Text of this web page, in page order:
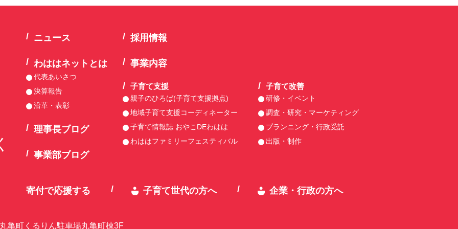
ニュース
わははネットとは
代表あいさつ
決算報告
沿革・表彰
理事長ブログ
事業部ブログ
採用情報
事業内容
子育て支援
親子のひろば(子育て支援拠点)
地域子育て支援コーディネーター
子育て情報誌 おやこDEわはは
わははファミリーフェスティバル
子育て改善
研修・イベント
調査・研究・マーケティング
プランニング・行政受託
出版・制作
寄付で応援する 子育て世代の方へ 企業・行政の方へ
亀町くるりん駐車場丸亀町棟3F